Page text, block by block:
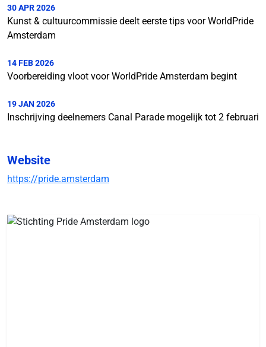
30 APR 2026
Kunst & cultuurcommissie deelt eerste tips voor WorldPride
Amsterdam
14 FEB 2026
Voorbereiding vloot voor WorldPride Amsterdam begint
19 JAN 2026
Inschrijving deelnemers Canal Parade mogelijk tot 2 februari
Website
https://pride.amsterdam